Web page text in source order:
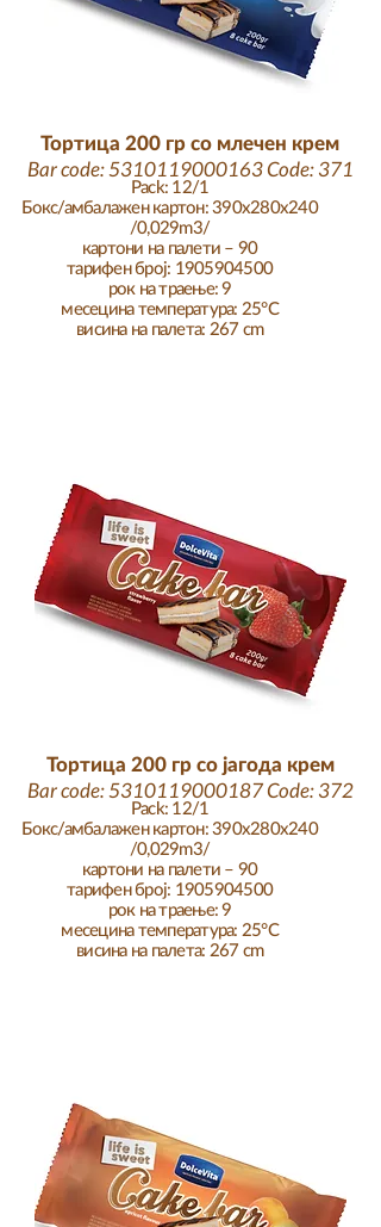
Pack: 12/1
Бокс/амбалажен картон: 390x280x240
/0,029m3/
картони на палети – 90
тарифен број: 1905904500
рок на траење: 9
месецина температура: 25°C
висина на палета: 267 cm
Тортица 200 гр со млечен крем
Bar code:5310119000163Code: 371
Pack: 12/1
Бокс/амбалажен картон: 390x280x240
/0,029m3/
картони на палети – 90
тарифен број: 1905904500
рок на траење: 9
месецина температура: 25°C
висина на палета: 267 cm
Тортица 200 гр со јагода крем
Bar code:5310119000187Code: 372